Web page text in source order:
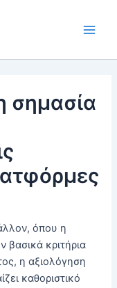
σημασία
όπου η
βασικά κριτήρια
η αξιολόγηση
καθοριστικό